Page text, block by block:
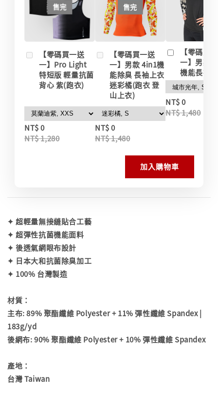
售完
【零碼買一送
一】Pro Light
特短版 輕量抗菌
背心 紫(跑衣)
NT$ 0
NT$ 1,280
售完
【零碼買一送
一】男款 4in1機
能除臭 長袖上衣
迷彩橘(跑衣 登
山上衣)
NT$ 0
NT$ 1,480
【零碼買
一】男款
機能長袖
NT$ 0
NT$ 1,480
加入購物車
✦ 超輕量無接縫貼合工藝
✦ 超彈性抗菌機能面料
✦ 後透氣網眼布設計
✦ 日本大和抗菌除臭加工
✦ 100% 台灣製造
材質：
主布: 89% 聚酯纖維 Polyester + 11% 彈性纖維 Spandex |
183g/yd
後網布: 90% 聚酯纖維 Polyester + 10% 彈性纖維 Spandex
產地：
台灣 Taiwan